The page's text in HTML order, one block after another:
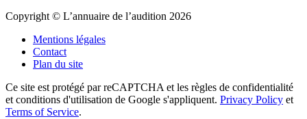
Copyright © L’annuaire de l’audition 2026
Mentions légales
Contact
Plan du site
Ce site est protégé par reCAPTCHA et les règles de confidentialité
et conditions d'utilisation de Google s'appliquent. Privacy Policy et
Terms of Service.